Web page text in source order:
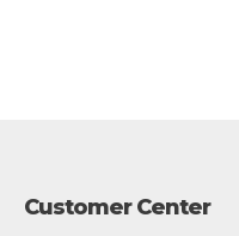
Customer Center